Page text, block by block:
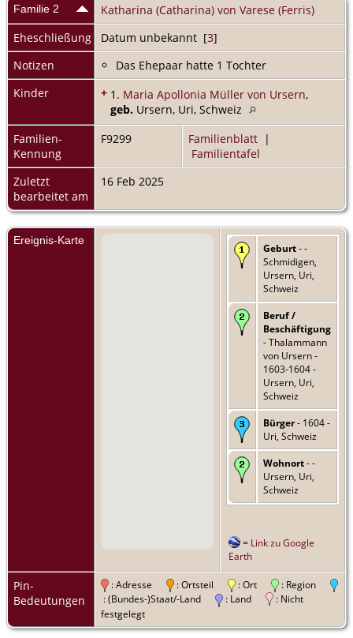
Familie 2
Katharina (Catharina) von Varese (Ferris)
Eheschließung
Datum unbekannt [3]
Notizen
Das Ehepaar hatte 1 Tochter
Kinder
+ 1. Maria Apollonia Müller von Ursern,
geb. Ursern, Uri, Schweiz
Familien-
Kennung
F9299 Familienblatt |
Familientafel
Zuletzt
bearbeitet am
16 Feb 2025
Ereignis-Karte
Geburt- -
Schmidigen,
Ursern, Uri,
Schweiz
Beruf /
Beschäftigung
- Thalammann
von Ursern -
1603-1604 -
Ursern, Uri,
Schweiz
Bürger- 1604 -
Uri, Schweiz
Wohnort- -
Ursern, Uri,
Schweiz
= Link zu Google
Earth
Pin-
Bedeutungen
: Adresse : Ortsteil : Ort
: Region
: (Bundes-)Staat/-Land
: Land
: Nicht
festgelegt